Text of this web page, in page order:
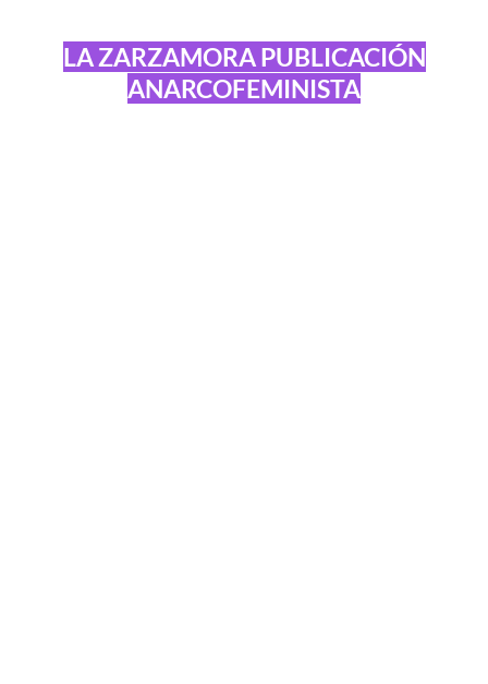
LA ZARZAMORA PUBLICACIÓN
ANARCOFEMINISTA